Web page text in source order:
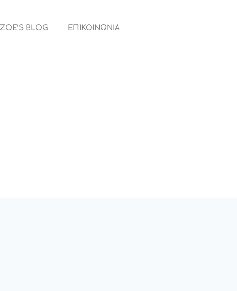
ZOE’S BLOG ΕΠΙΚΟΙΝΩΝΙΑ